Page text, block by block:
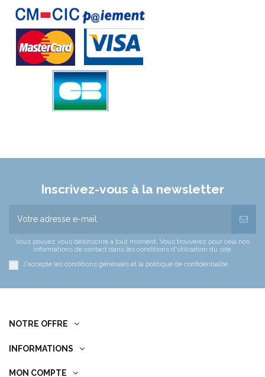
Inscrivez-vous à la newsletter
Vous pouvez vous désinscrire à tout moment. Vous trouverez pour cela nos
informations de contact dans les conditions d'utilisation du site.
J'accepte les conditions générales et la politique de confidentialité
NOTRE OFFRE
INFORMATIONS
MON COMPTE